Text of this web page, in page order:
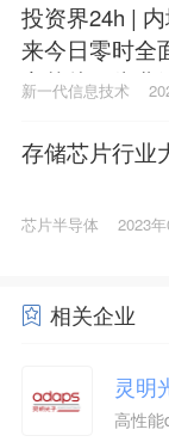
投资界24h |
来今日零时全
家芯片巨头业
新一代信息技术
存储芯片行业
芯片半导体 2023
相关企业
灵明
高性